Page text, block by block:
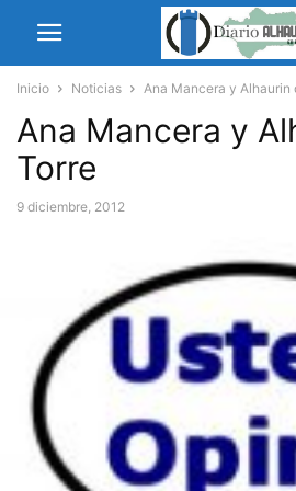
Inicio Noticias Ana Mancera y Alhaurin
Ana Mancera y
Torre
9 diciembre, 2012